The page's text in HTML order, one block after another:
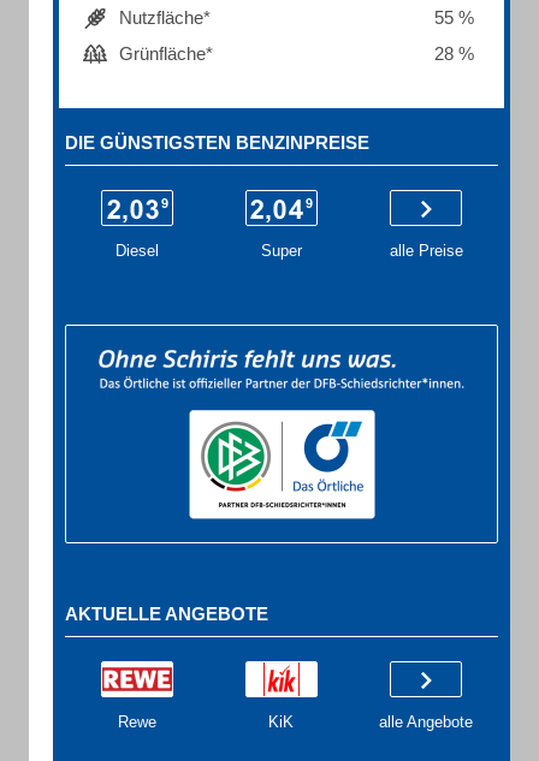
Nutzfläche*
55 %
Grünfläche*
28 %
DIE GÜNSTIGSTEN BENZINPREISE
Diesel Super alle Preise
AKTUELLE ANGEBOTE
Rewe KiK alle Angebote